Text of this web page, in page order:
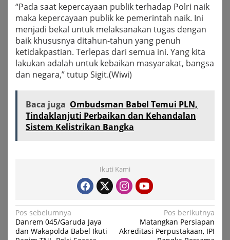
“Pada saat kepercayaan publik terhadap Polri naik
maka kepercayaan publik ke pemerintah naik. Ini
menjadi bekal untuk melaksanakan tugas dengan
baik khususnya ditahun-tahun yang penuh
ketidakpastian. Terlepas dari semua ini. Yang kita
lakukan adalah untuk kebaikan masyarakat, bangsa
dan negara,” tutup Sigit.(Wiwi)
Baca juga Ombudsman Babel Temui PLN,
Tindaklanjuti Perbaikan dan Kehandalan
Sistem Kelistrikan Bangka
Ikuti Kami
Navigasi
pos
Pos sebelumnya
Danrem 045/Garuda Jaya
dan Wakapolda Babel Ikuti
Pos berikutnya
Matangkan Persiapan
Akreditasi Perpustakaan, IPI